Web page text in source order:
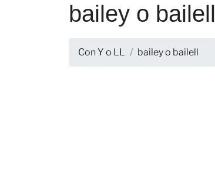
bailey o bailell
Con Y o LL bailey o bailell